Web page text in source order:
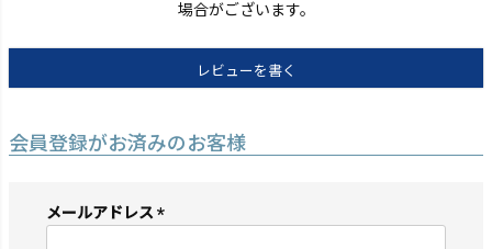
場合がございます。
レビューを書く
会員登録がお済みのお客様
メールアドレス